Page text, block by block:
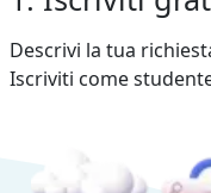
Descrivi la tua
Iscriviti come